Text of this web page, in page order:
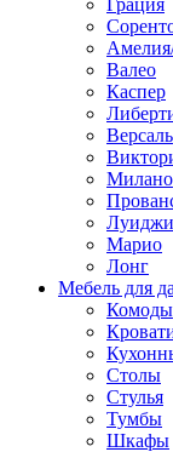
Грация
Валео
Каспер
Версаль
Милано
Луиджи
Марио
Лонг
Мебель для
Комоды
Столы
Стулья
Тумбы
Шкафы